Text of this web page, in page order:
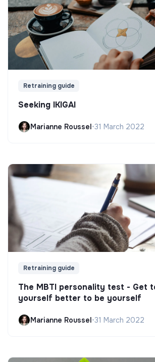
Retraining guide
Seeking IKIGAI
Marianne Roussel•31 March 2022
Retraining guide
The MBTI personality test - Get
yourself better to be yourself
Marianne Roussel•31 March 2022